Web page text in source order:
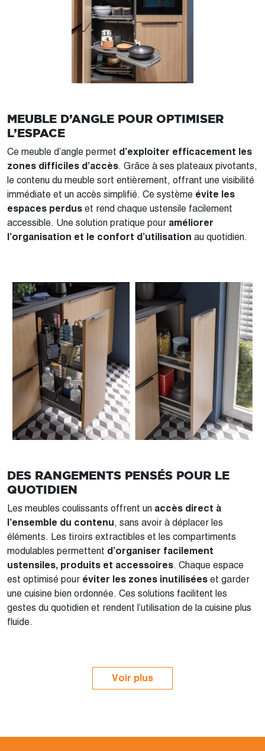
MEUBLE D’ANGLE POUR OPTIMISER
L’ESPACE
Ce meuble d’angle permet d’exploiter efficacement les
zones difficiles d’accès. Grâce à ses plateaux pivotants,
le contenu du meuble sort entièrement, offrant une visibilité
immédiate et un accès simplifié. Ce système évite les
espaces perdus et rend chaque ustensile facilement
accessible. Une solution pratique pour améliorer
l’organisation et le confort d’utilisation au quotidien.
DES RANGEMENTS PENSÉS POUR LE
QUOTIDIEN
Les meubles coulissants offrent un accès direct à
l’ensemble du contenu, sans avoir à déplacer les
éléments. Les tiroirs extractibles et les compartiments
modulables permettent d’organiser facilement
ustensiles, produits et accessoires. Chaque espace
est optimisé pour éviter les zones inutilisées et garder
une cuisine bien ordonnée. Ces solutions facilitent les
gestes du quotidien et rendent l’utilisation de la cuisine plus
fluide.
Voir plus